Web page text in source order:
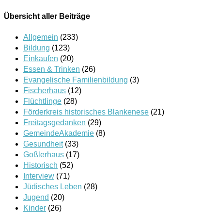
Übersicht aller Beiträge
Allgemein (233)
Bildung (123)
Einkaufen (20)
Essen & Trinken (26)
Evangelische Familienbildung (3)
Fischerhaus (12)
Flüchtlinge (28)
Förderkreis historisches Blankenese (21)
Freitagsgedanken (29)
GemeindeAkademie (8)
Gesundheit(33)
Goßlerhaus (17)
Historisch (52)
Interview (71)
Jüdisches Leben (28)
Jugend (20)
Kinder (26)